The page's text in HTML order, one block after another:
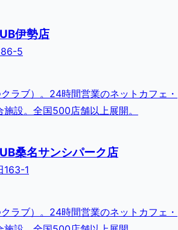
伊勢店
5
ラブ）。24時間営業のネットカフェ・
設。全国500店舗以上展開。
桑名サンシパーク店
163-1
ラブ）。24時間営業のネットカフェ・